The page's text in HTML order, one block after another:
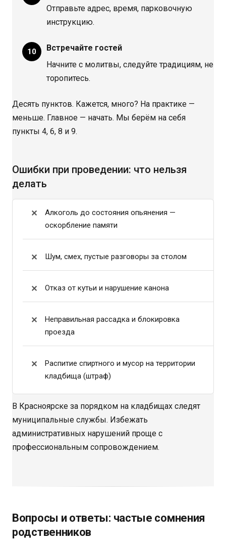
Отправьте адрес, время, парковочную
инструкцию.
Встречайте гостей
Начните с молитвы, следуйте традициям, не
торопитесь.
Десять пунктов. Кажется, много? На практике —
меньше. Главное — начать. Мы берём на себя
пункты 4, 6, 8 и 9.
Ошибки при проведении: что нельзя
делать
Алкоголь до состояния опьянения —
оскорбление памяти
Шум, смех, пустые разговоры за столом
Отказ от кутьи и нарушение канона
Неправильная рассадка и блокировка
проезда
Распитие спиртного и мусор на территории
кладбища (штраф)
В Красноярске за порядком на кладбищах следят
муниципальные службы. Избежать
административных нарушений проще с
профессиональным сопровождением.
Вопросы и ответы: частые сомнения
родственников